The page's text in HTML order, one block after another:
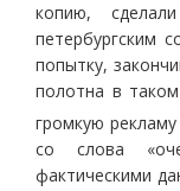
копию,
петербургским
попытку,
полотна в
громкую
со слова
фактическими